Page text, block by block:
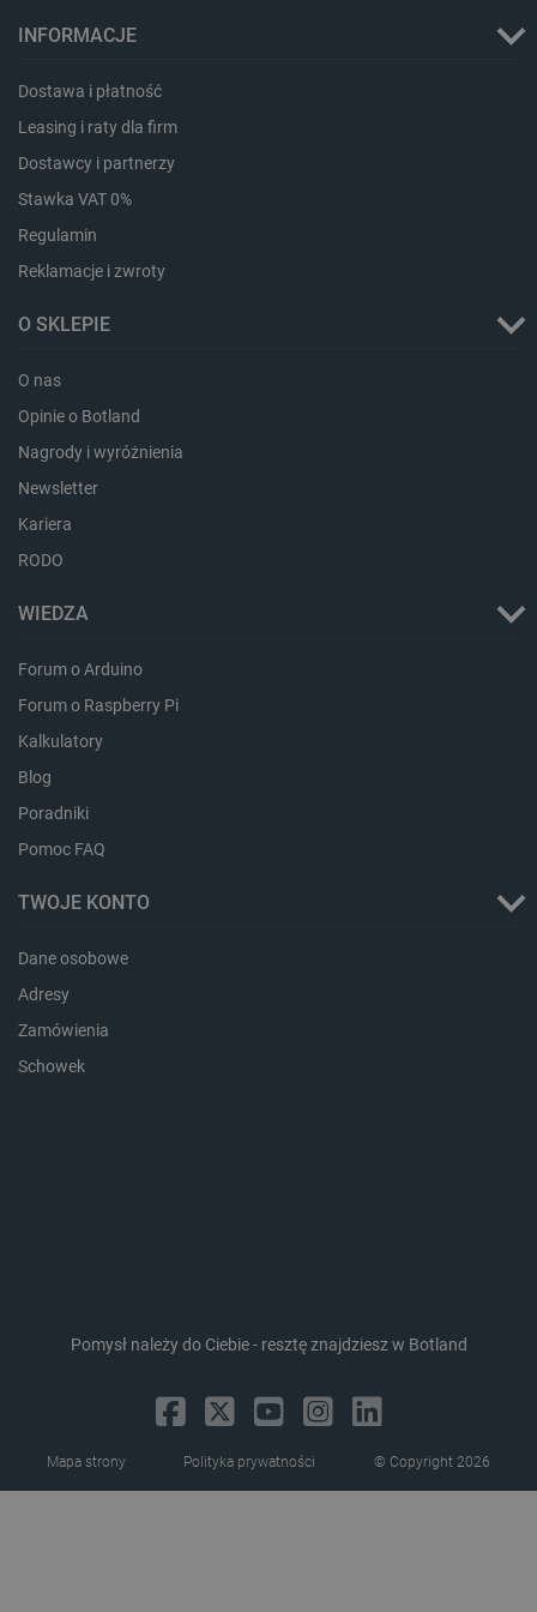
INFORMACJE
Dostawa i płatność
Leasing i raty dla firm
Dostawcy i partnerzy
Stawka VAT 0%
Regulamin
Reklamacje i zwroty
O SKLEPIE
O nas
Opinie o Botland
Nagrody i wyróżnienia
Newsletter
Kariera
RODO
WIEDZA
Forum o Arduino
Forum o Raspberry Pi
Kalkulatory
Blog
Poradniki
Pomoc FAQ
TWOJE KONTO
Dane osobowe
Adresy
Zamówienia
Schowek
Pomysł należy do Ciebie - resztę znajdziesz w Botland
Mapa strony Polityka prywatności © Copyright 2026
isListDisplay
botland.com.pl
CookieScriptConsent
botland.com.pl